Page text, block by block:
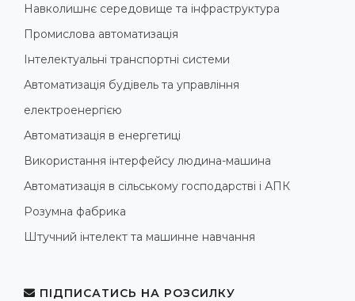
Навколишнє середовище та інфраструктура
Промислова автоматизація
Інтелектуальні транспортні системи
Автоматизація будівель та управління
електроенергією
Автоматизація в енергетиці
Використання інтерфейсу людина-машина
Автоматизація в сільському господарстві і АПК
Розумна фабрика
Штучний інтелект та машинне навчання
ПІДПИСАТИСЬ НА РОЗСИЛКУ